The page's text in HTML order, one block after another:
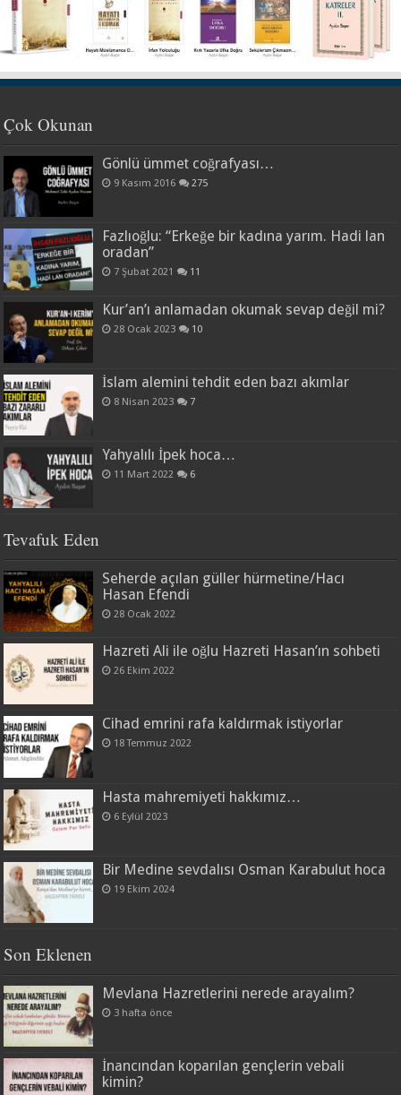
Çok Okunan
Gönlü ümmet coğrafyası…
9 Kasım 2016 275
Fazlıoğlu: “Erkeğe bir kadına yarım. Hadi lan
oradan”
7 Şubat 2021 11
Kur’an’ı anlamadan okumak sevap değil mi?
28 Ocak 2023 10
İslam alemini tehdit eden bazı akımlar
8 Nisan 2023 7
Yahyalılı İpek hoca…
11 Mart 2022 6
Tevafuk Eden
Seherde açılan güller hürmetine/Hacı
Hasan Efendi
28 Ocak 2022
Hazreti Ali ile oğlu Hazreti Hasan’ın sohbeti
26 Ekim 2022
Cihad emrini rafa kaldırmak istiyorlar
18 Temmuz 2022
Hasta mahremiyeti hakkımız…
6 Eylül 2023
Bir Medine sevdalısı Osman Karabulut hoca
19 Ekim 2024
Son Eklenen
Mevlana Hazretlerini nerede arayalım?
3 hafta önce
İnancından koparılan gençlerin vebali
kimin?